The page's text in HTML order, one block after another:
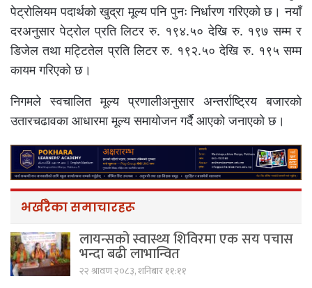
पेट्रोलियम पदार्थको खुद्रा मूल्य पनि पुनः निर्धारण गरिएको छ। नयाँ
दरअनुसार पेट्रोल प्रति लिटर रु. १९४.५० देखि रु. १९७ सम्म र
डिजेल तथा मट्टितेल प्रति लिटर रु. १९२.५० देखि रु. १९५ सम्म
कायम गरिएको छ।
निगमले स्वचालित मूल्य प्रणालीअनुसार अन्तर्राष्ट्रिय बजारको
उतारचढावका आधारमा मूल्य समायोजन गर्दै आएको जनाएको छ।
भर्खरैका समाचारहरू
लायन्सको स्वास्थ्य शिविरमा एक सय पचास
भन्दा बढी लाभान्वित
२२ श्रावण २०८३, शनिबार ११:११